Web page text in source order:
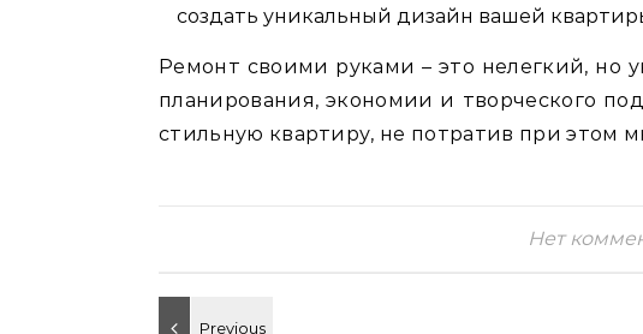
создать уникальный дизайн вашей
Ремонт своими руками – это нелегкий‚ но
планирования‚ экономии и творческого
стильную квартиру‚ не потратив при этом
Нет